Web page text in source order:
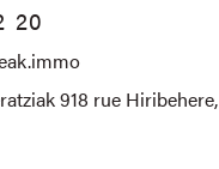
20
918 rue Hiribehere,